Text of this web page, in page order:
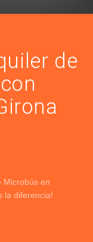
de
Microbús en
la diferencia!